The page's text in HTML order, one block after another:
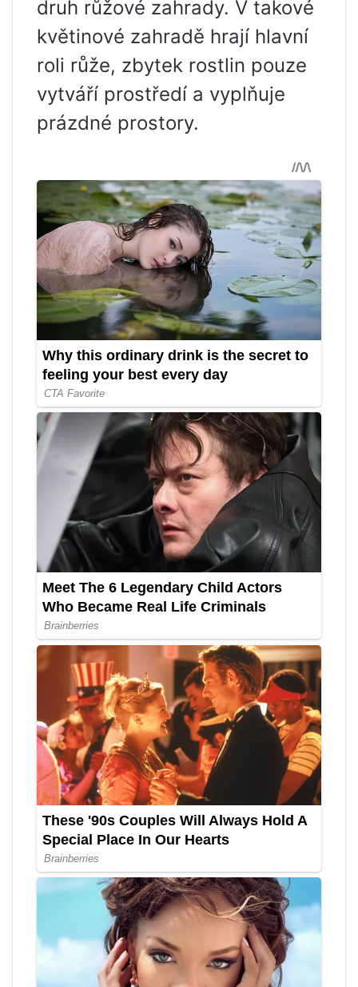
druh růžové zahrady. V takové
květinové zahradě hrají hlavní
roli růže, zbytek rostlin pouze
vytváří prostředí a vyplňuje
prázdné prostory.